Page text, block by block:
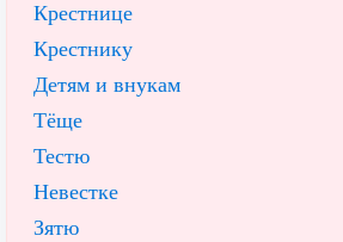
Крестнице
Крестнику
Детям и внукам
Тёще
Тестю
Невестке
Зятю